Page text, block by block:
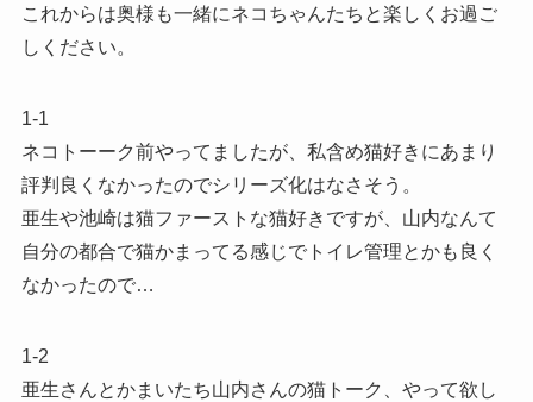
これからは奥様も一緒にネコちゃんたちと楽しくお過ご
しください。
1-1
ネコトーーク前やってましたが、私含め猫好きにあまり
評判良くなかったのでシリーズ化はなさそう。
亜生や池崎は猫ファーストな猫好きですが、山内なんて
自分の都合で猫かまってる感じでトイレ管理とかも良く
なかったので…
1-2
亜生さんとかまいたち山内さんの猫トーク、やって欲し